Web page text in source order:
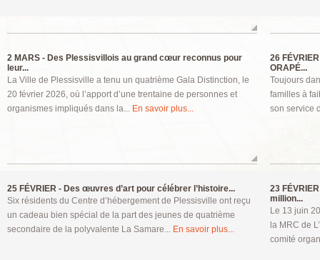
2 MARS - Des Plessisvillois au grand cœur reconnus pour
leur...
La Ville de Plessisville a tenu un quatrième Gala Distinction, le
20 février 2026, où l’apport d’une trentaine de personnes et
organismes impliqués dans la... En savoir plus...
26
ORAPÉ...
Toujours
familles à
son service
25 FÉVRIER - Des œuvres d’art pour célébrer l’histoire...
Six résidents du Centre d’hébergement de Plessisville ont reçu
un cadeau bien spécial de la part des jeunes de quatrième
secondaire de la polyvalente La Samare... En savoir plus...
23
million...
Le 13 juin
la MRC de
comité